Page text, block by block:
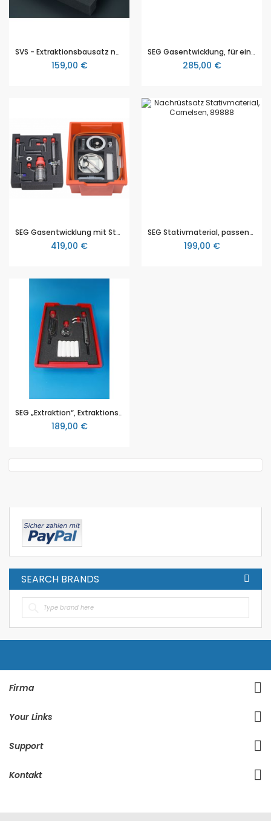
SVS - Extraktionsbausatz nach Soxhlet, für eine Schülergruppe, mit Anleitung, in Schaumstoffeinlage und Aufbewahrungsbox, ohne Stativmaterial
159,00 €
SEG Gasentwicklung, für eine Schülergruppe oder zur Demonstration
285,00 €
SEG Gasentwicklung mit Stativmaterial, für eine Schülergruppe oder zur Demonstration
419,00 €
SEG Stativmaterial, passend für die Gerätesätze und Schülersätze SEG Destillation, SEG Extraktion und SEG Gasentwicklung, Material für eine Schülergruppe oder zur Demonstration
199,00 €
SEG „Extraktion“, Extraktionsapparat nach Soxhlet mit GL 25, OHNE Aufbewahrungswanne
189,00 €
SEARCH BRANDS
Firma
Your Links
Support
Kontakt